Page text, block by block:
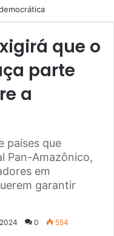
que o
parte
a
países que
Pan-Amazônico,
em
garantir
0 554